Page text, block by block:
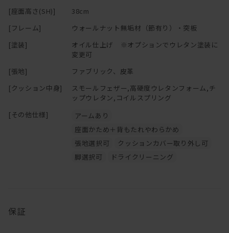
ホームパーティーのときは料理を大皿で並べても。。。。
す。
が・・・
クッションは取り外しの出来るカバーリングタイプなのでドライク
ソファと一緒に替えカバーもお求め頂けますので、
季節ごとに違った色でお楽しみ頂くのもお薦めです！
※「節少なめ」のご注文につきましては、別途お見積りにて承って
おります。
[座面高さ(SH)]
38cm
[フレーム]
ウォールナット無垢材（節有り）・突板
[塗装]
オイル仕上げ ※オプションでウレタン塗装に
変更可
[張地]
ファブリック、皮革
[クッション中身]
スモールフェザー,高硬度ウレタンフォーム,チ
ップウレタン,コイルスプリング
[その他仕様]
アームあり
座面かため＋背もたれやわらかめ
張地選択可
クッションカバー取り外し可
脚選択可
ドライクリーニング
保証